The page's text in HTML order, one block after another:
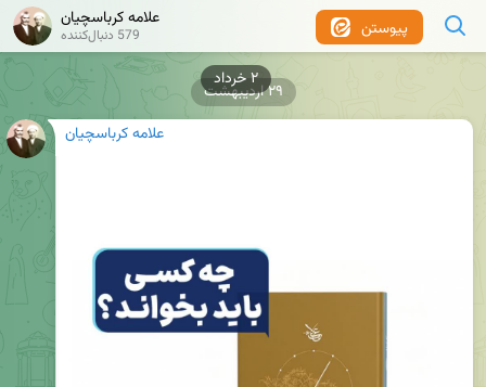
۲ خرداد
پیوستن علامه کرباسچیان
579 دنبال‌کننده
علامه کرباسچیان
۲۹ اردیبهشت